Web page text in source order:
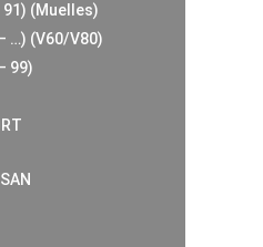
91) (Muelles)
…) (V60/V80)
99)